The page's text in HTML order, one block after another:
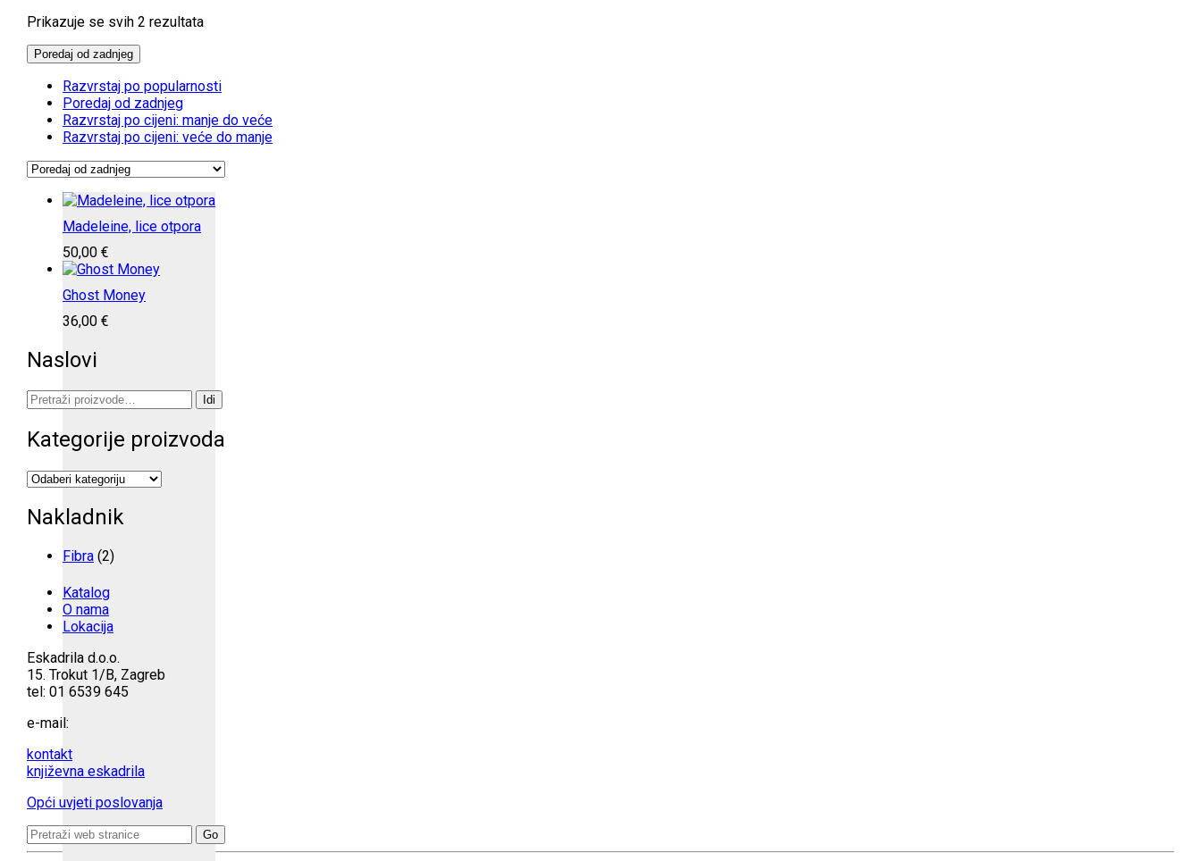
Prikazuje se svih 2 rezultataPoredano
Poredaj od zadnjeg
Razvrstaj po popularnosti
Poredaj od zadnjeg
Razvrstaj po cijeni: manje do veće
Razvrstaj po cijeni: veće do manje
Madeleine, lice otpora
50,00 €
Ghost Money
36,00 €
Naslovi
Pretraži: Idi
Kategorije proizvoda
Nakladnik
Fibra (2)
Katalog
O nama
Lokacija
Eskadrila d.o.o.
15. Trokut 1/B, Zagreb
tel: 01 6539 645
e-mail:
kontakt
književna eskadrila
Opći uvjeti poslovanja
Search
for: